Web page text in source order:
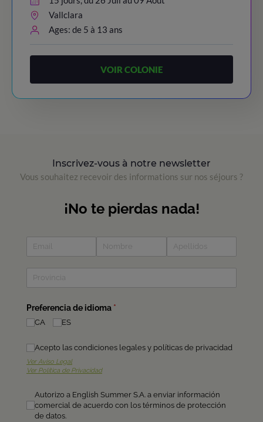
Vallclara
Ages: de 5 à 13 ans
VOIR COLONIE
Inscrivez-vous à notre newsletter
Vous souhaitez recevoir des informations sur nos séjours ?